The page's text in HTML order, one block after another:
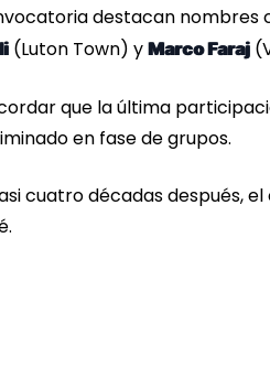
destacan nombres
(Luton Town) y Marco Faraj
que la última
en fase de grupos.
cuatro décadas después,